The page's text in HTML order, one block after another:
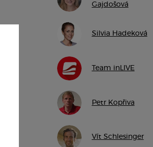
Gajdošová
Silvia Hadeková
Team inLIVE
Petr Kopřiva
Vít Schlesinger